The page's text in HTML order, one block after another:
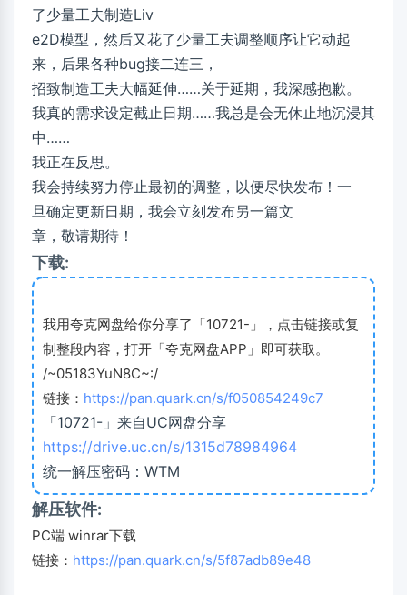
了少量工夫制造Liv
e2D模型，然后又花了少量工夫调整顺序让它动起
来，后果各种bug接二连三，
招致制造工夫大幅延伸……关于延期，我深感抱歉。
我真的需求设定截止日期……我总是会无休止地沉浸其
中……
我正在反思。
我会持续努力停止最初的调整，以便尽快发布！一
旦确定更新日期，我会立刻发布另一篇文
章，敬请期待！
下载:
我用夸克网盘给你分享了「10721-」，点击链接或复
制整段内容，打开「夸克网盘APP」即可获取。
/~05183YuN8C~:/
链接： https://pan.quark.cn/s/f050854249c7
「10721-」来自UC网盘分享
https://drive.uc.cn/s/1315d78984964
统一解压密码：WTM
解压软件:
PC端 winrar下载
链接： https://pan.quark.cn/s/5f87adb89e48